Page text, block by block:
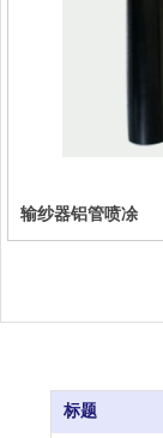
输纱器铝管喷凃
标题